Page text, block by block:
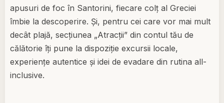
apusuri de foc în Santorini, fiecare colț al Greciei
îmbie la descoperire. Și, pentru cei care vor mai mult
decât plajă, secțiunea „Atracții” din contul tău de
călătorie îți pune la dispoziție excursii locale,
experiențe autentice și idei de evadare din rutina all-
inclusive.